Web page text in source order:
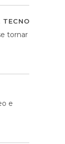
TECNOLOGIA
tornar
e